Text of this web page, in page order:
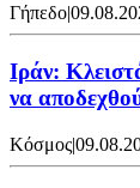
Γήπεδο|
Ιράν:
να
Κόσμος|